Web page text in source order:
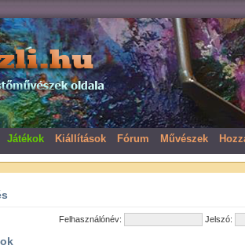
Játékok Kiállítások Fórum Művészek
Felhasználónév: Jelszó: